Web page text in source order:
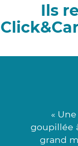
Ils
«
goupillée
grand